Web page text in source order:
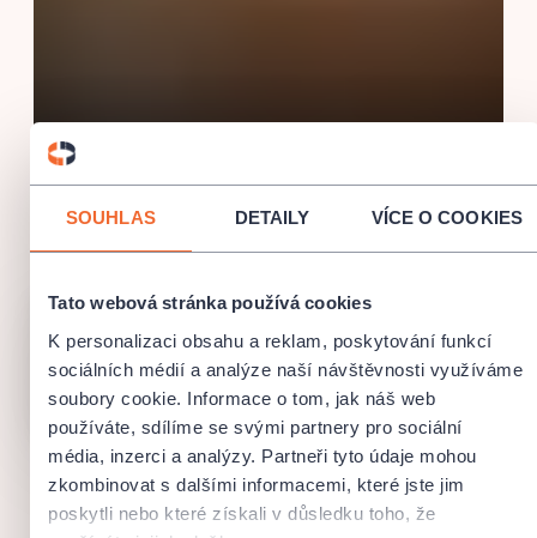
SOUHLAS DETAILY VÍCE O COOKIES
Tato webová stránka používá cookies
K personalizaci obsahu a reklam, poskytování funkcí
sociálních médií a analýze naší návštěvnosti využíváme
soubory cookie. Informace o tom, jak náš web
používáte, sdílíme se svými partnery pro sociální
média, inzerci a analýzy. Partneři tyto údaje mohou
zkombinovat s dalšími informacemi, které jste jim
poskytli nebo které získali v důsledku toho, že
KLEMENTINUM 2026 - Barokní
knihovna a Astronomická věž
eVstupenka
Prague City Tourism, a. s.
prohlídka baroko klementinum
Klementinum,Praha
VYPRODÁNO